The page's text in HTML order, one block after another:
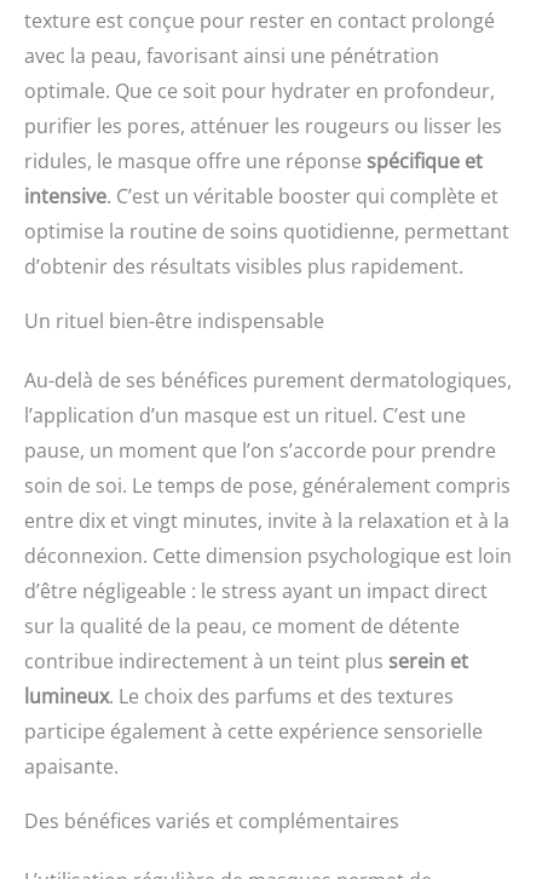
texture est conçue pour rester en contact prolongé
avec la peau, favorisant ainsi une pénétration
optimale. Que ce soit pour hydrater en profondeur,
purifier les pores, atténuer les rougeurs ou lisser les
ridules, le masque offre une réponse spécifique et
intensive. C’est un véritable booster qui complète et
optimise la routine de soins quotidienne, permettant
d’obtenir des résultats visibles plus rapidement.
Un rituel bien-être indispensable
Au-delà de ses bénéfices purement dermatologiques,
l’application d’un masque est un rituel. C’est une
pause, un moment que l’on s’accorde pour prendre
soin de soi. Le temps de pose, généralement compris
entre dix et vingt minutes, invite à la relaxation et à la
déconnexion. Cette dimension psychologique est loin
d’être négligeable : le stress ayant un impact direct
sur la qualité de la peau, ce moment de détente
contribue indirectement à un teint plus serein et
lumineux. Le choix des parfums et des textures
participe également à cette expérience sensorielle
apaisante.
Des bénéfices variés et complémentaires